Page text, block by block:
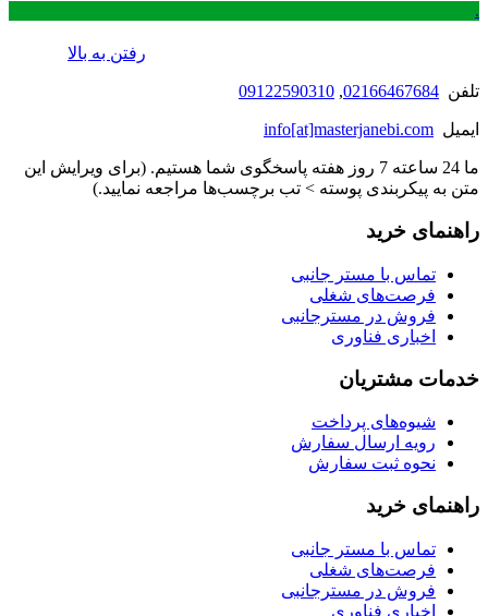
.
رفتن به بالا
تلفن 02166467684
,
09122590310
ایمیل info[at]masterjanebi.com
ما 24 ساعته 7 روز هفته پاسخگوی شما هستیم. (برای ویرایش این
متن به پیکربندی پوسته > تب برچسب‌ها مراجعه نمایید.)
راهنمای خرید
تماس با مستر جانبی
فرصت‌های شغلی
فروش در مسترجانبی
اخباری فناوری
خدمات مشتریان
شیوه‌های پرداخت
رویه ارسال سفارش
نحوه ثبت سفارش
راهنمای خرید
تماس با مستر جانبی
فرصت‌های شغلی
فروش در مسترجانبی
اخباری فناوری